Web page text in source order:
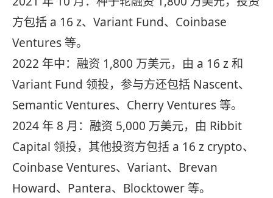
方包括 a 16 z、Variant Fund、Coinbase
Ventures 等。
2022 年中：融资 1,800 万美元，由 a 16 z 和
Variant Fund 领投，参与方还包括 Nascent、
Semantic Ventures、Cherry Ventures 等。
2024 年 8 月：融资 5,000 万美元，由 Ribbit
Capital 领投，其他投资方包括 a 16 z crypto、
Coinbase Ventures、Variant、Brevan
Howard、Pantera、Blocktower 等。